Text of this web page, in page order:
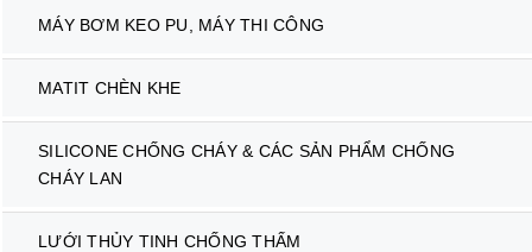
MÁY BƠM KEO PU, MÁY THI CÔNG
MATIT CHÈN KHE
SILICONE CHỐNG CHÁY & CÁC SẢN PHẨM CHỐNG
CHÁY LAN
LƯỚI THỦY TINH CHỐNG THẤM